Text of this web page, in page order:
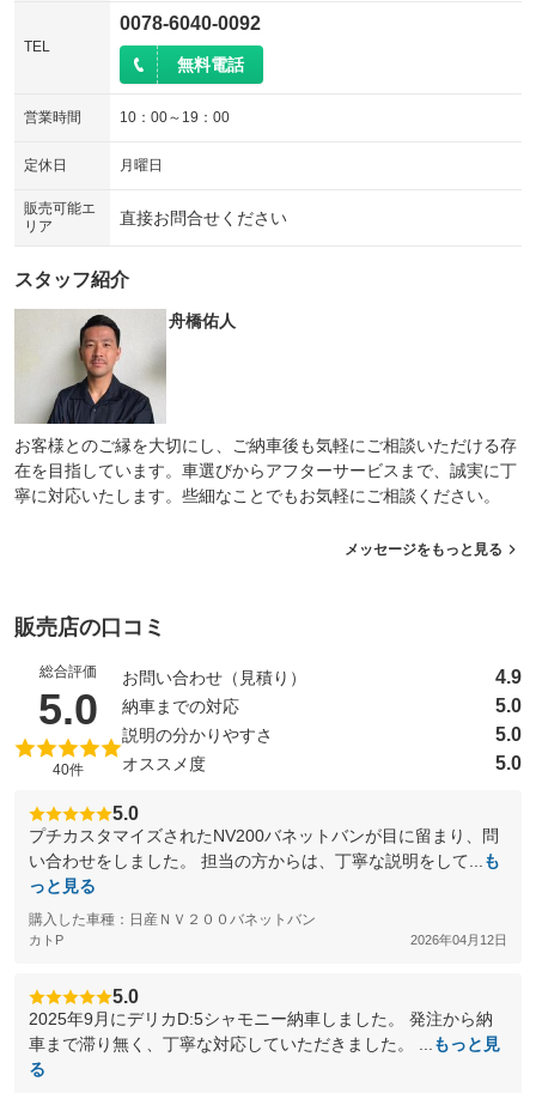
TEL
0078-6040-0092
無料電話
営業時間 10：00～19：00
定休日 月曜日
販売可能エ
リア
直接お問合せください
スタッフ紹介
舟橋佑人
お客様とのご縁を大切にし、ご納車後も気軽にご相談いただける存
在を目指しています。車選びからアフターサービスまで、誠実に丁
寧に対応いたします。些細なことでもお気軽にご相談ください。
メッセージをもっと見る
販売店の口コミ
総合評価
5.0 （5点満点中）
40件
お問い合わせ（見積り） 4.9
納車までの対応 5.0
説明の分かりやすさ 5.0
オススメ度 5.0
5.0
プチカスタマイズされたNV200バネットバンが目に留まり、問
い合わせをしました。 担当の方からは、丁寧な説明をして...
も
っと見る
購入した車種：日産ＮＶ２００バネットバン
カトP 2026年04月12日
5.0
2025年9月にデリカD:5シャモニー納車しました。 発注から納
車まで滞り無く、丁寧な対応していただきました。 ...
もっと見
る